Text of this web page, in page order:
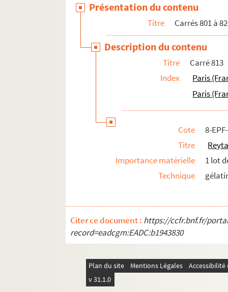
Présentation du contenu
Titre Carrés 801 à
Description du contenu
Titre
Carré 813
Index
Paris
Paris
Cote
8-
Titre
Importance matérielle
1 lot
Technique
Citer ce document : https://ccfr.bnf.fr/
record=eadcgm:EADC:b1943830
Plan du site Mentions Légales
v 31.1.0